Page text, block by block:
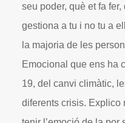
seu poder, què et fa
gestiona a tu i no tu a
la majoria de les
Emocional que ens ha
19, del canvi climàtic,
diferents crisis. Explico